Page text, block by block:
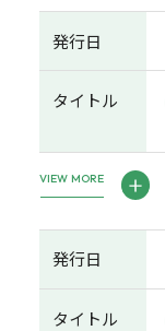
発行日
タイトル
VIEW MORE
発行日
タイトル